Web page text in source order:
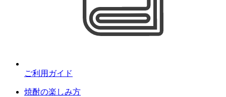
ご利用ガイド
焼酎の楽しみ方